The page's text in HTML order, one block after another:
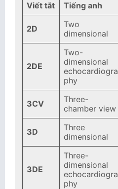
Viết tắt Tiếng anh
2D
Two
dimensional
2DE
Two-
dimensional
echocardiogra
phy
3CV
Three-
chamber view
3D
Three
dimensional
3DE
Three-
dimensional
echocardiogra
phy